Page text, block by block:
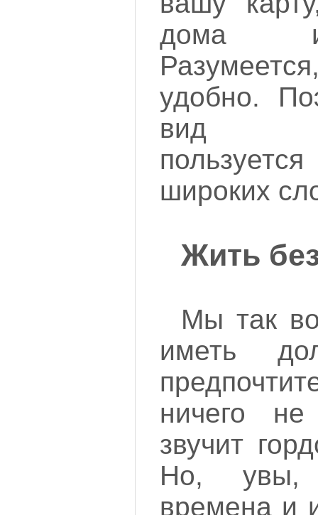
дома
удобно.
вид
широких
Жить
Мы так
иметь
ничего
звучит
Но, увы,
времена и